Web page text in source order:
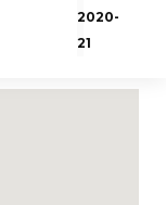
2020-
21
Bordage